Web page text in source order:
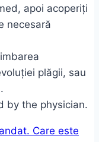
apoi acoperiți
necesară
plăgii, sau
by the physician.
Care este